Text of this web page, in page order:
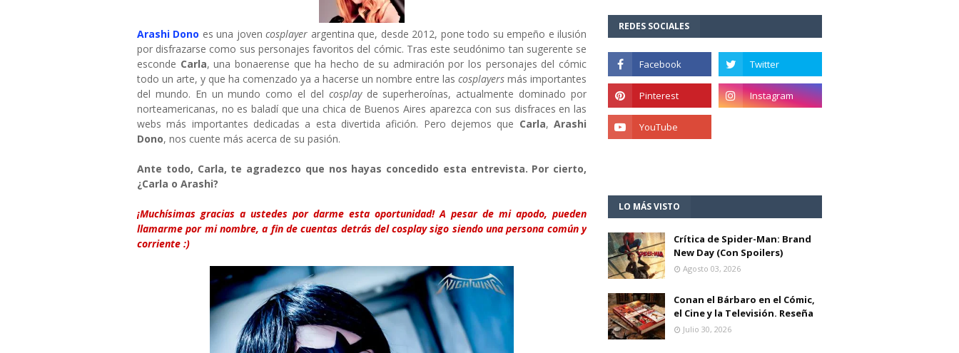
Arashi Dono es una jovencosplayer argentina que, desde 2012, pone todo su empeño e ilusión
por disfrazarse como sus personajes favoritos del cómic. Tras este seudónimo tan sugerente se
esconde Carla, una bonaerense que ha hecho de su admiración por los personajes del cómic
todo un arte, y que ha comenzado ya a hacerse un nombre entre las cosplayers más importantes
del mundo. En un mundo como el del cosplay de superheroínas, actualmente dominado por
norteamericanas, no es baladí que una chica de Buenos Aires aparezca con sus disfraces en las
webs más importantes dedicadas a esta divertida afición. Pero dejemos que Carla,Arashi
Dono, nos cuente más acerca de su pasión.
Ante todo, Carla, te agradezco que nos hayas concedido esta entrevista. Por cierto,
¿Carla o Arashi?
¡Muchísimas gracias a ustedes por darme esta oportunidad! A pesar de mi apodo, pueden
llamarme por mi nombre, a fin de cuentas detrás del cosplay sigo siendo una persona común y
corriente :)
REDES SOCIALES
LO MÁS VISTO
Crítica de Spider-Man: Brand
New Day (Con Spoilers)
Agosto 03, 2026
Conan el Bárbaro en el Cómic,
el Cine y la Televisión. Reseña
Julio 30, 2026